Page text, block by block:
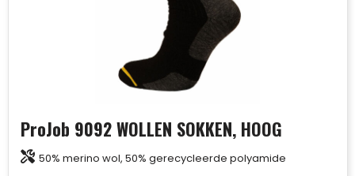
ProJob 9092 WOLLEN SOKKEN, HOOG
50% merino wol, 50% gerecycleerde polyamide